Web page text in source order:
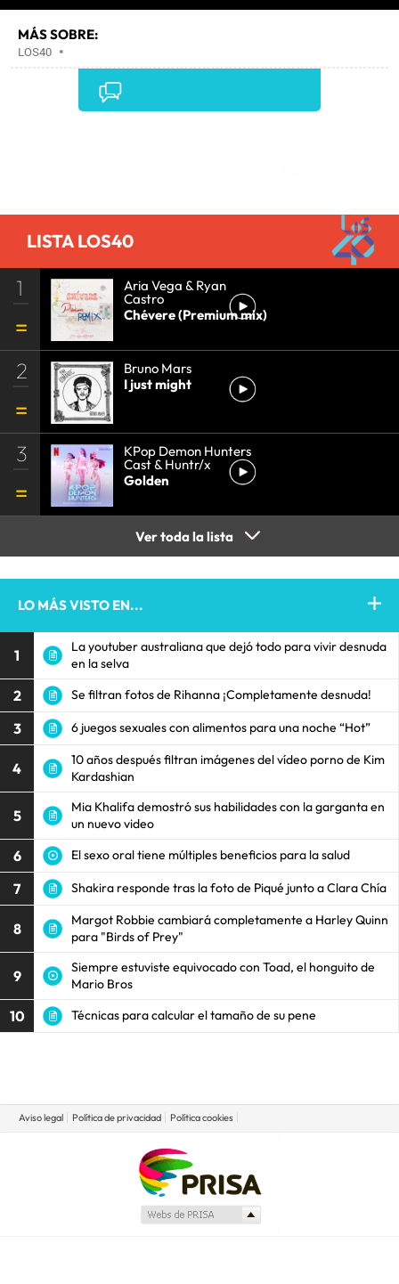
MÁS SOBRE:
LOS40 •
LISTA LOS40
1 Aria Vega & Ryan
Castro
Chévere (Premium mix)
2
Bruno Mars
I just might
3 KPop Demon Hunters
Cast & Huntr/x
Golden
Ver toda la lista
LO MÁS VISTO EN...
1
La youtuber australiana que dejó todo para vivir desnuda
en la selva
2 Se filtran fotos de Rihanna ¡Completamente desnuda!
3 6 juegos sexuales con alimentos para una noche “Hot”
4
10 años después filtran imágenes del vídeo porno de Kim
Kardashian
5
Mia Khalifa demostró sus habilidades con la garganta en
un nuevo video
6 El sexo oral tiene múltiples beneficios para la salud
7 Shakira responde tras la foto de Piqué junto a Clara Chía
8
Margot Robbie cambiará completamente a Harley Quinn
para "Birds of Prey"
9
Siempre estuviste equivocado con Toad, el honguito de
Mario Bros
10 Técnicas para calcular el tamaño de su pene
Aviso legal Política de privacidad Política cookies